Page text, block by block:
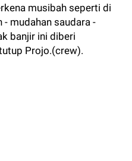
musibah seperti di
- mudahan saudara -
banjir ini diberi
Projo.(crew).